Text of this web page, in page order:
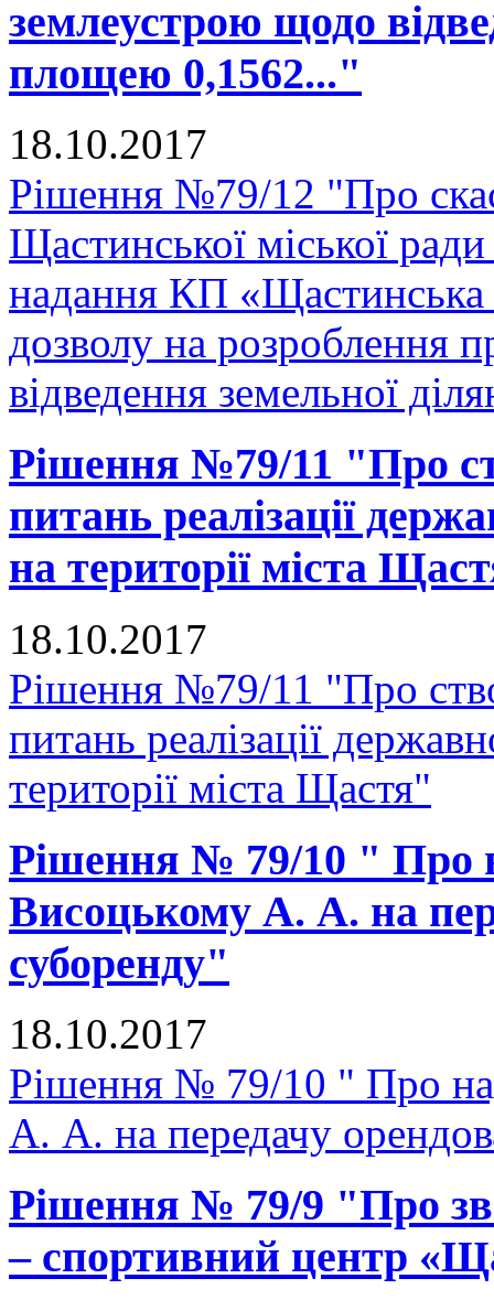
землеустрою щодо
площею 0,1562..."
18.10.2017
Рішення №79/12 "Про
Щастинської міської
надання КП «Щастинська
дозволу на розроблення
відведення земельної
Рішення №79/11 "Про
питань реалізації
на території міста
18.10.2017
Рішення №79/11 "Про
питань реалізації
території міста Щастя"
Рішення № 79/10 " Про
Висоцькому А. А. на
суборенду"
18.10.2017
Рішення № 79/10 " Про
А. А. на передачу
Рішення № 79/9 "Про
– спортивний центр